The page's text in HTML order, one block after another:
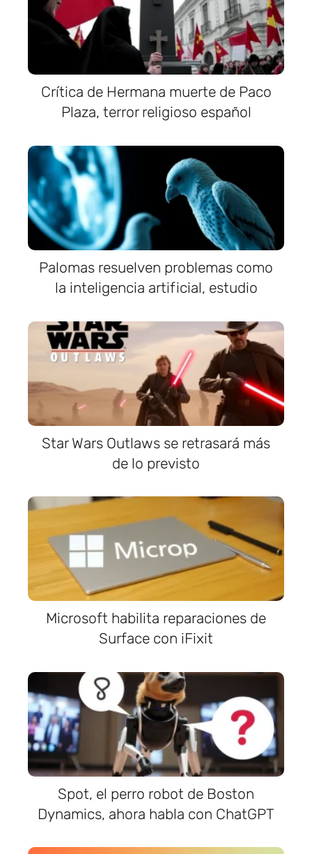
Crítica de Hermana muerte de Paco
Plaza, terror religioso español
Palomas resuelven problemas como
la inteligencia artificial, estudio
Star Wars Outlaws se retrasará más
de lo previsto
Microsoft habilita reparaciones de
Surface con iFixit
Spot, el perro robot de Boston
Dynamics, ahora habla con ChatGPT